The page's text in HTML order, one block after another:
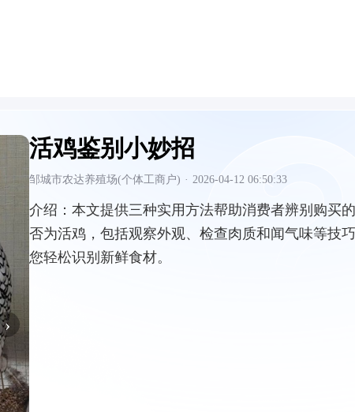
›
活鸡鉴别小妙招
邹城市农达养殖场(个体工商户) · 2026-04-12 06:50:33
介绍： 本文提供三种实用方法帮助消费者辨别购买
否为活鸡，包括观察外观、检查肉质和闻气味等技
您轻松识别新鲜食材。